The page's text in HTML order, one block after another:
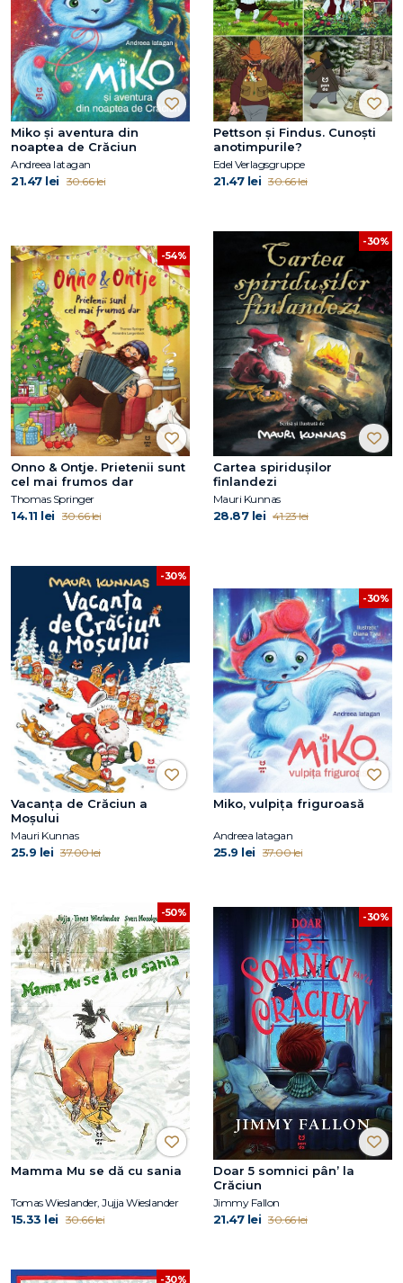
Miko și aventura din
noaptea de Crăciun
Andreea Iatagan
21.47 lei 30.66 lei
Pettson și Findus. Cunoști
anotimpurile?
Edel Verlagsgruppe
21.47 lei 30.66 lei
-54%
Onno & Ontje. Prietenii sunt
cel mai frumos dar
Thomas Springer
14.11 lei 30.66 lei
-30%
Cartea spiridușilor
finlandezi
Mauri Kunnas
28.87 lei 41.23 lei
-30%
Vacanța de Crăciun a
Moșului
Mauri Kunnas
25.9 lei 37.00 lei
-30%
Miko, vulpița friguroasă
Andreea Iatagan
25.9 lei 37.00 lei
-50%
Mamma Mu se dă cu sania
Tomas Wieslander, Jujja Wieslander
15.33 lei 30.66 lei
-30%
Doar 5 somnici pân’ la
Crăciun
Jimmy Fallon
21.47 lei 30.66 lei
-30%